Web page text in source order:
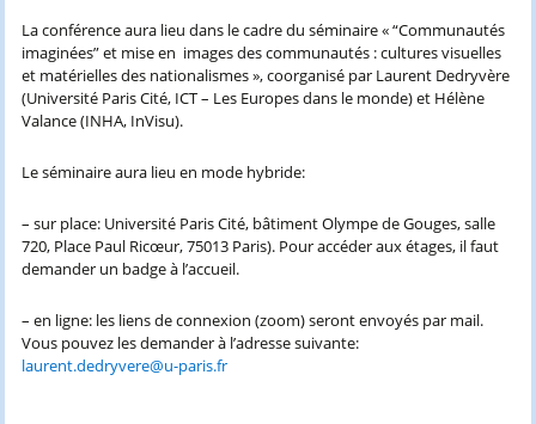
La conférence aura lieu dans le cadre du séminaire « “Communautés
imaginées” et mise en images des communautés : cultures visuelles
et matérielles des nationalismes », coorganisé par Laurent Dedryvère
(Université Paris Cité, ICT – Les Europes dans le monde) et Hélène
Valance (INHA, InVisu).
Le séminaire aura lieu en mode hybride:
– sur place: Université Paris Cité, bâtiment Olympe de Gouges, salle
720, Place Paul Ricœur, 75013 Paris). Pour accéder aux étages, il faut
demander un badge à l’accueil.
– en ligne: les liens de connexion (zoom) seront envoyés par mail.
Vous pouvez les demander à l’adresse suivante:
laurent.dedryvere@u-paris.fr